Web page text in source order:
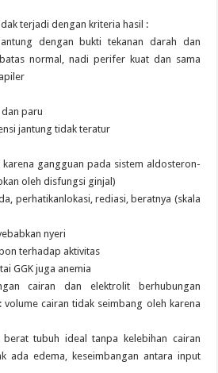
terjadi dengan kriteria hasil :
dengan bukti tekanan darah dan
normal, nadi perifer kuat dan sama
dan paru
jantung tidak teratur
gangguan pada sistem aldosteron-
oleh disfungsi ginjal)
perhatikanlokasi, rediasi, beratnya (skala
nyeri
terhadap aktivitas
GGK juga anemia
cairan dan elektrolit berhubungan
cairan tidak seimbang oleh karena
berat tubuh ideal tanpa kelebihan cairan
ada edema, keseimbangan antara input